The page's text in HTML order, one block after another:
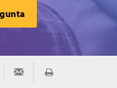
on Twitter
Share via EmailImprimir